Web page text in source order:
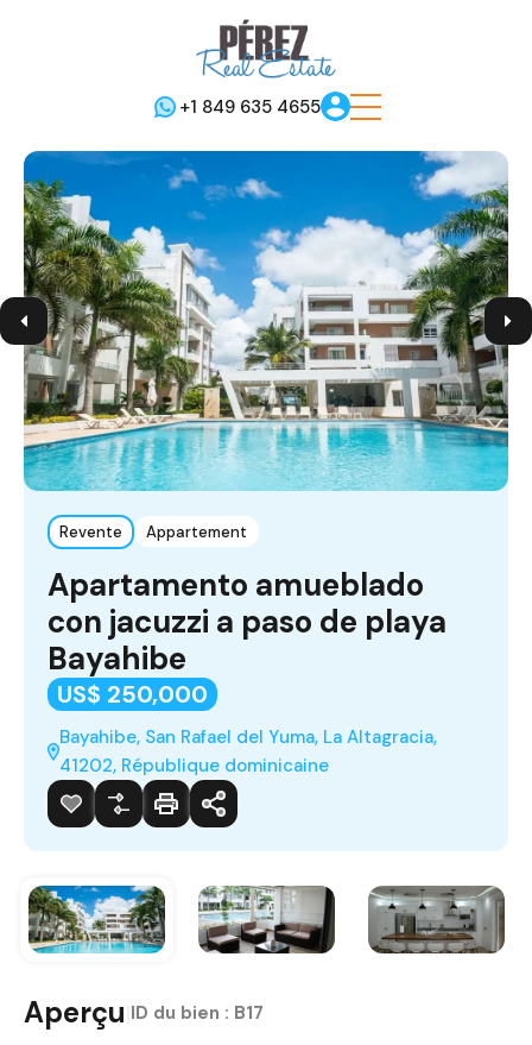
+1 849 635 4655
Revente Appartement
Apartamento amueblado
con jacuzzi a paso de playa
Bayahibe
US$ 250,000
Bayahibe, San Rafael del Yuma, La Altagracia,
41202, République dominicaine
Aperçu ID du bien : B17